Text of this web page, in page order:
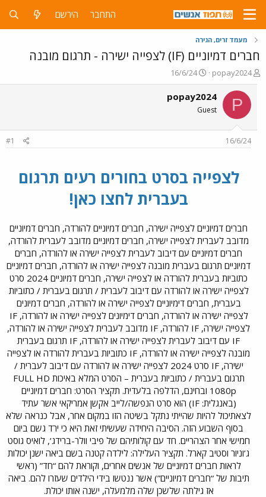
התחבר הירשם
מעמד זרים, הגירה
חברים דמיוניים (IF) לצפייה ישירה - תרגום מובנה
פ
ו
ת
ח
ה
ש
popay2024
פ
ו
ר
ס
ך
16/6/24
P
popay2024
Guest
16/6/24
#1
לצפייה בסרט בחורים רעים תרגום
בעברית לחצו כאן!
חברים דמיוניים לצפייה ישירה, חברים דמיוניים להורדה, חברים דמיוניים
מדובב לעברית לצפייה ישירה, חברים דמיוניים מדובב לעברית להורדה,
חברים דמיוניים עם דיבוב לעברית לצפייה ישירה או להורדה, חברים
דמיוניים תרגום בעברית מובנה לצפייה ישירה או להורדה, חברים דמיוניים
כתוביות בעברית להורדה או לצפייה ישירה, חברים דמיוניים 2024 סרט
לצפייה ישירה או להורדה עם דיבוב לעברית / תרגום בעברית / כתוביות
בעברית, חברים דימיוניים לצפייה ישירה או להורדה, חברים דמיונים
לצפייה ישירה או להורדה, חברים דימיונים לצפייה ישירה או להורדה, IF
לצפייה ישירה, IF להורדה, IF מדובב לעברית לצפייה ישירה או להורדה,
IF עם דיבוב לעברית לצפייה ישירה או להורדה, IF תרגום בעברית
מובנה לצפייה ישירה או להורדה, IF כתוביות בעברית להורדה או לצפייה
ישירה, IF סרט 2024 לצפייה ישירה או להורדה עם דיבוב לעברית /
תרגום בעברית / כתוביות בעברית – הסרט המלא באיכות FULL HD
1080p ובחינם, הדלפה בלעדית. תקציר הסרט: חברים דמיוניים
(באנגלית: IF) הוא סרט הנפשה/לייב אקשן אמריקאי אשר עתיד
לצאתיכול להיות שהייתי נתקל בשיטה הזו במקום אחר, אבל כנראה שלא
בסוף השבוע הזה. הסיבה היחידה שעשיתי זאת היא כי ירד גשם ביום
חמישי אחר הצהריים. חד עם קולותיהם של פיבי וולר-ברידג’, לואיס גוסט
ג’וניור וסטיב קארל. תקציר העלילה: לילדה קטנה בשם ביאה ישנן יכולות
לראות חברים דמיוניים של אנשים אחרים, וקוראת להם “חד” (ראשי
תיבות של “חברים דמיוניים”) אשר ננטשו בידי הילדים שעזרו להם. ביאה
אז גילתה שלשכן שלה מלמעלה, ישנה אותו יכולת.​